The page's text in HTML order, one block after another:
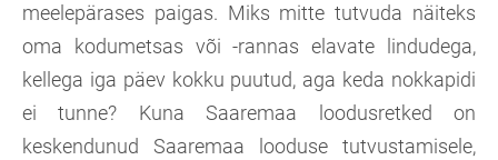
meelepärases paigas. Miks mitte tutvuda näiteks
oma kodumetsas või -rannas elavate lindudega,
kellega iga päev kokku puutud, aga keda nokkapidi
ei tunne? Kuna Saaremaa loodusretked on
keskendunud Saaremaa looduse tutvustamisele,